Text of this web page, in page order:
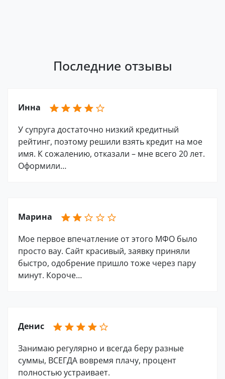
Последние отзывы
Инна
У супруга достаточно низкий кредитный
рейтинг, поэтому решили взять кредит на мое
имя. К сожалению, отказали – мне всего 20 лет.
Оформили…
Марина
Мое первое впечатление от этого МФО было
просто вау. Сайт красивый, заявку приняли
быстро, одобрение пришло тоже через пару
минут. Короче…
Денис
Занимаю регулярно и всегда беру разные
суммы, ВСЕГДА вовремя плачу, процент
полностью устраивает.